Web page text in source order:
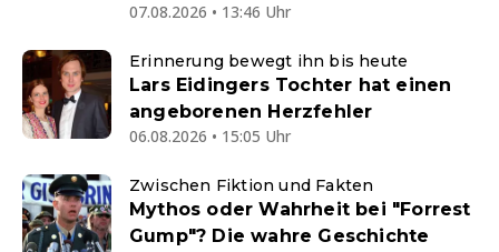
07.08.2026 • 13:46 Uhr
Erinnerung bewegt ihn bis heute
Lars Eidingers Tochter hat einen
angeborenen Herzfehler
06.08.2026 • 15:05 Uhr
Zwischen Fiktion und Fakten
Mythos oder Wahrheit bei "Forrest
Gump"? Die wahre Geschichte